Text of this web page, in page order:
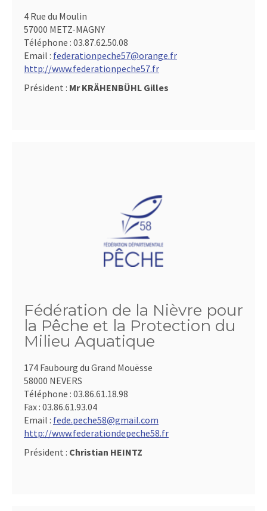
4 Rue du Moulin
57000 METZ-MAGNY
Téléphone : 03.87.62.50.08
Email : federationpeche57@orange.fr
http://www.federationpeche57.fr
Président : Mr KRÄHENBÜHL Gilles
Fédération de la Nièvre pour
la Pêche et la Protection du
Milieu Aquatique
174 Faubourg du Grand Mouësse
58000 NEVERS
Téléphone : 03.86.61.18.98
Fax : 03.86.61.93.04
Email : fede.peche58@gmail.com
http://www.federationdepeche58.fr
Président : Christian HEINTZ